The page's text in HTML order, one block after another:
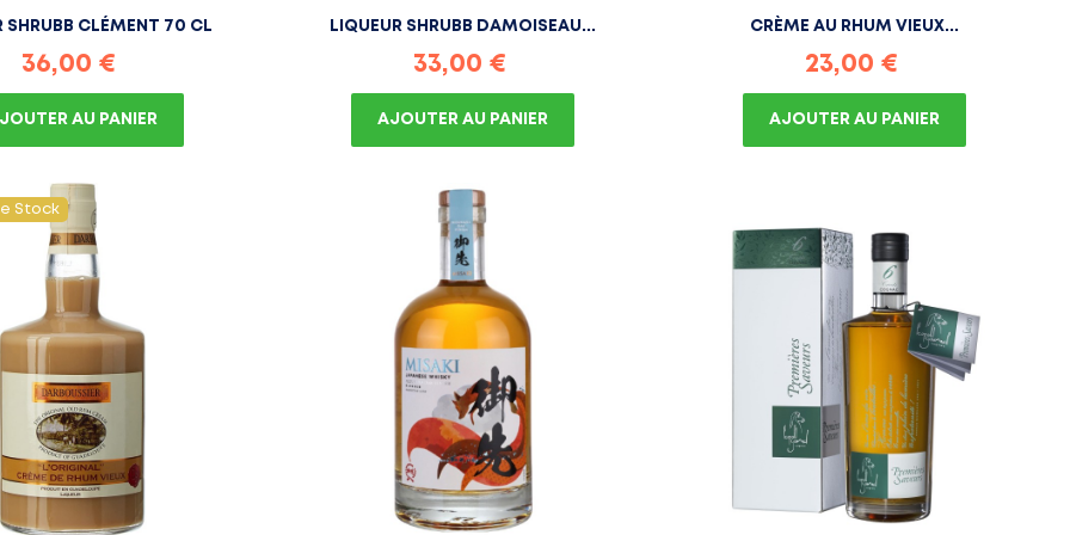
SHRUBB CLÉMENT 70 CL
Prix
36,00 €
AU PANIER
LIQUEUR SHRUBB DAMOISEAU...
Prix
33,00 €
AJOUTER AU PANIER
CRÈME AU RHUM VIEUX...
Prix
23,00 €
AJOUTER AU PANIER
Stock